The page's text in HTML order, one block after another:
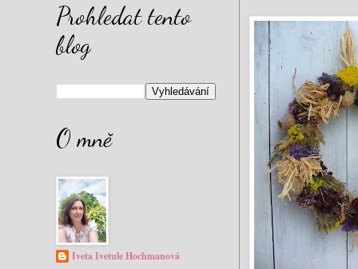
Prohledat tento
blog
O mně
Iveta Ivetule Hochmanová